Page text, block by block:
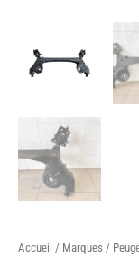
Accueil / Marques /